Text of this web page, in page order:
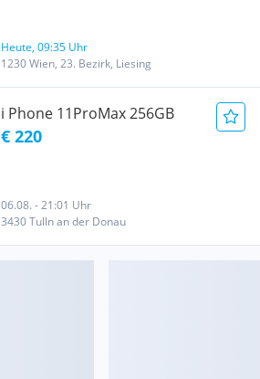
Heute, 09:35 Uhr
1230 Wien, 23. Bezirk, Liesing
i Phone 11ProMax 256GB
€ 220
06.08. - 21:01 Uhr
3430 Tulln an der Donau